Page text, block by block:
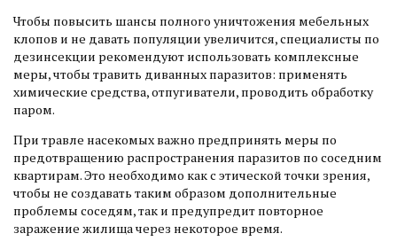
Чтобы повысить шансы полного уничтожения мебельных
клопов и не давать популяции увеличится, специалисты по
дезинсекции рекомендуют использовать комплексные
меры, чтобы травить диванных паразитов: применять
химические средства, отпугиватели, проводить обработку
паром.
При травле насекомых важно предпринять меры по
предотвращению распространения паразитов по соседним
квартирам. Это необходимо как с этической точки зрения,
чтобы не создавать таким образом дополнительные
проблемы соседям, так и предупредит повторное
заражение жилища через некоторое время.